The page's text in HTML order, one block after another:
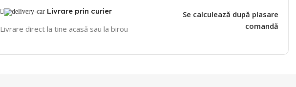
Livrare prin curier
Livrare direct la tine acasă sau la birou
Se calculează după plasare
comandă